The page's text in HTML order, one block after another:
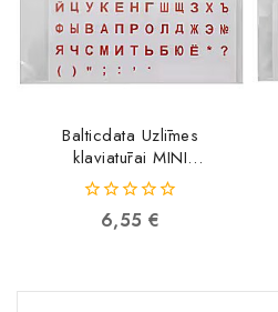
Balticdata Uzlīmes
klaviatūrai MINI
Caurspīdīga / SARKANI
RUS BLISTER
4751044231252
6,55 €